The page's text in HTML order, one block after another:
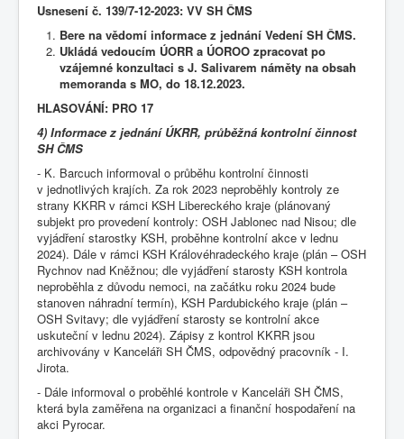
Usnesení č. 139/7-12-2023: VV SH ČMS
Bere na vědomí informace z jednání Vedení SH ČMS.
Ukládá vedoucím ÚORR a ÚOROO zpracovat po
vzájemné konzultaci s J. Salivarem náměty na obsah
memoranda s MO, do 18.12.2023.
HLASOVÁNÍ: PRO 17
4) Informace z jednání ÚKRR, průběžná kontrolní činnost
SH ČMS
- K. Barcuch informoval o průběhu kontrolní činnosti
v jednotlivých krajích. Za rok 2023 neproběhly kontroly ze
strany KKRR v rámci KSH Libereckého kraje (plánovaný
subjekt pro provedení kontroly: OSH Jablonec nad Nisou; dle
vyjádření starostky KSH, proběhne kontrolní akce v lednu
2024). Dále v rámci KSH Královéhradeckého kraje (plán – OSH
Rychnov nad Kněžnou; dle vyjádření starosty KSH kontrola
neproběhla z důvodu nemoci, na začátku roku 2024 bude
stanoven náhradní termín), KSH Pardubického kraje (plán –
OSH Svitavy; dle vyjádření starosty se kontrolní akce
uskuteční v lednu 2024). Zápisy z kontrol KKRR jsou
archivovány v Kanceláři SH ČMS, odpovědný pracovník - I.
Jirota.
- Dále informoval o proběhlé kontrole v Kanceláři SH ČMS,
která byla zaměřena na organizaci a finanční hospodaření na
akci Pyrocar.